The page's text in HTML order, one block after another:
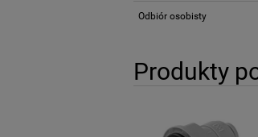
Odbiór osobisty
Produkty